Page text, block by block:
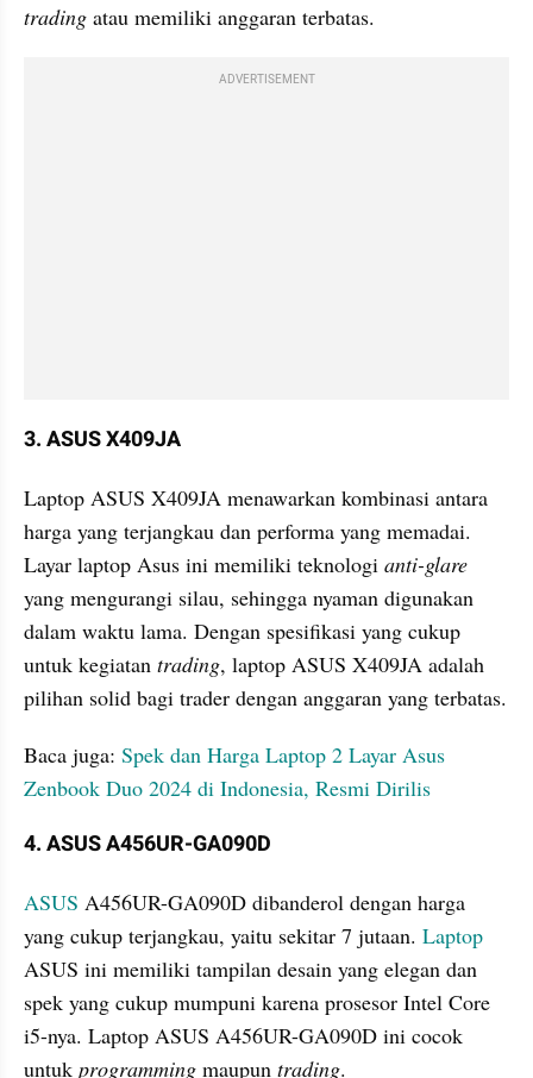
trading atau memiliki anggaran terbatas.
ADVERTISEMENT
3. ASUS X409JA
Laptop ASUS X409JA menawarkan kombinasi antara
harga yang terjangkau dan performa yang memadai.
Layar laptop Asus ini memiliki teknologi
yang mengurangi silau, sehingga nyaman digunakan
dalam waktu lama. Dengan spesifikasi yang cukup
untuk kegiatan trading, laptop ASUS X409JA adalah
pilihan solid bagi trader dengan anggaran yang terbatas.
Baca juga: Spek dan Harga Laptop 2 Layar Asus
Zenbook Duo 2024 di Indonesia, Resmi Dirilis
4. ASUS A456UR-GA090D
ASUS A456UR-GA090D dibanderol dengan harga
yang cukup terjangkau, yaitu sekitar 7 jutaan. Laptop
ASUS ini memiliki tampilan desain yang elegan dan
spek yang cukup mumpuni karena prosesor Intel Core
i5-nya. Laptop ASUS A456UR-GA090D ini cocok
untuk programming maupun trading.